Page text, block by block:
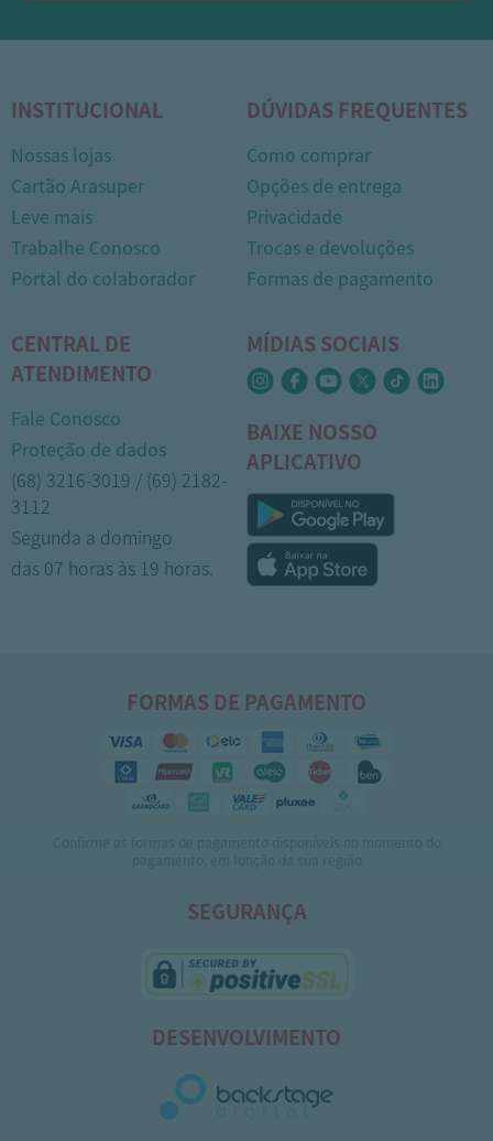
INSTITUCIONAL
Nossas lojas
Cartão Arasuper
Leve mais
Trabalhe Conosco
Portal do colaborador
DÚVIDAS FREQUENTES
Como comprar
Opções de entrega
Privacidade
Trocas e devoluções
Formas de pagamento
CENTRAL DE
ATENDIMENTO
Fale Conosco
Proteção de dados
(68) 3216-3019 / (69) 2182-
3112
Segunda a domingo
das 07 horas às 19 horas.
MÍDIAS SOCIAIS
BAIXE NOSSO
APLICATIVO
FORMAS DE PAGAMENTO
SEGURANÇA
DESENVOLVIMENTO